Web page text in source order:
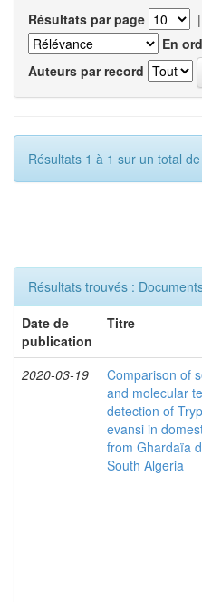
Résultats par page |
En
Auteurs par record
Résultats 1 à 1 sur un total
Résultats trouvés :
Date de
publication
Titre
2020-03-19
Comparison of
and molecular
detection of
evansi in
from Ghardaïa
South Algeria